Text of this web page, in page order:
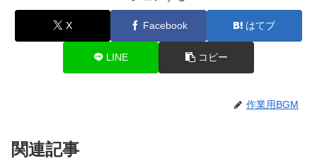
X Facebook はてブ
LINE コピー
作業用BGM
関連記事